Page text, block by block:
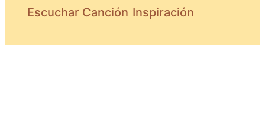
Escuchar Canción Inspiración